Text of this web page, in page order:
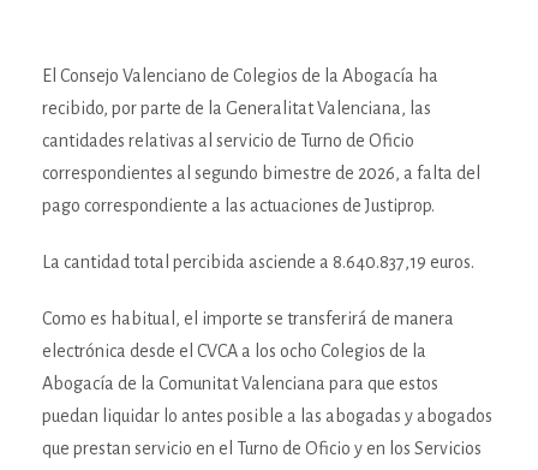
El Consejo Valenciano de Colegios de la Abogacía ha
recibido, por parte de la Generalitat Valenciana, las
cantidades relativas al servicio de Turno de Oficio
correspondientes al segundo bimestre de 2026, a falta del
pago correspondiente a las actuaciones de Justiprop.
La cantidad total percibida asciende a 8.640.837,19 euros.
Como es habitual, el importe se transferirá de manera
electrónica desde el CVCA a los ocho Colegios de la
Abogacía de la Comunitat Valenciana para que estos
puedan liquidar lo antes posible a las abogadas y abogados
que prestan servicio en el Turno de Oficio y en los Servicios